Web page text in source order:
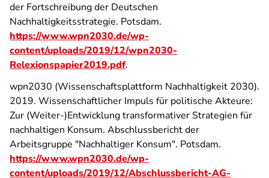
der Fortschreibung der Deutschen
Nachhaltigkeitsstrategie. Potsdam.
https://www.wpn2030.de/wp-
content/uploads/2019/12/wpn2030-
Relexionspapier2019.pdf.
wpn2030 (Wissenschaftsplattform Nachhaltigkeit 2030).
2019. Wissenschaftlicher Impuls für politische Akteure:
Zur (Weiter-)Entwicklung transformativer Strategien für
nachhaltigen Konsum. Abschlussbericht der
Arbeitsgruppe "Nachhaltiger Konsum". Potsdam.
https://www.wpn2030.de/wp-
content/uploads/2019/12/Abschlussbericht-AG-